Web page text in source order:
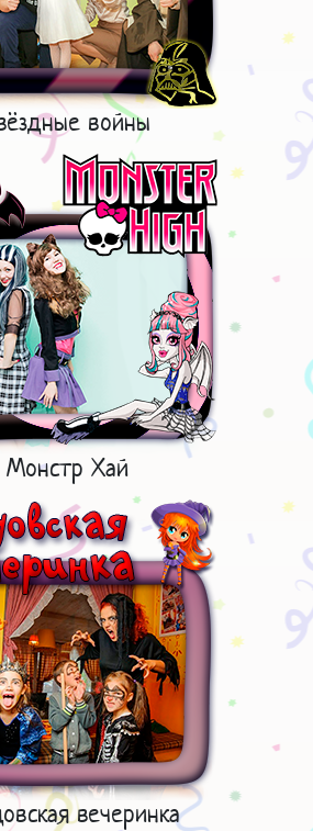
войны
Монстр Хай
вечеринка